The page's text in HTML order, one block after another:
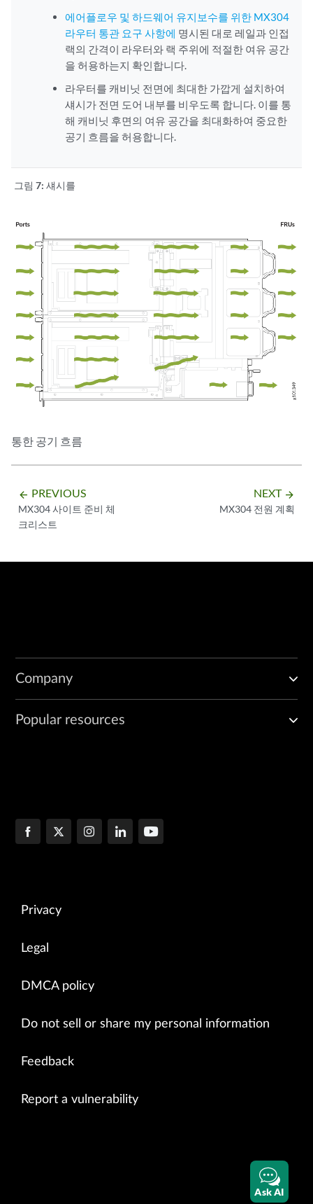
에어플로우 및 하드웨어 유지보수를 위한 MX304
라우터 통관 요구 사항에 명시된 대로 레일과 인접
랙의 간격이 라우터와 랙 주위에 적절한 여유 공간
을 허용하는지 확인합니다.
라우터를 캐비닛 전면에 최대한 가깝게 설치하여
섀시가 전면 도어 내부를 비우도록 합니다. 이를 통
해 캐비닛 후면의 여유 공간을 최대화하여 중요한
공기 흐름을 허용합니다.
그림 7: 섀시를
통한 공기 흐름
arrow_backward PREVIOUS
MX304 사이트 준비 체
크리스트
NEXT arrow_forward
MX304 전원 계획
Company
Popular resources
Privacy
Legal
DMCA policy
Do not sell or share my personal information
Feedback
Report a vulnerability
Ask AI